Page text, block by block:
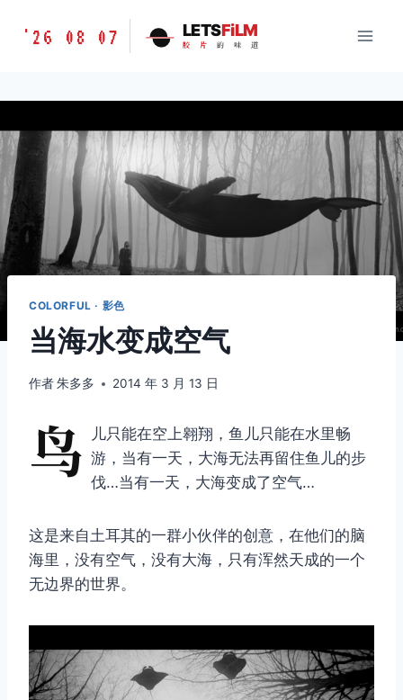
胶
味
LETSFILM
'26 08 07 LETSFiLM
胶 片 的 味 道
COLORFUL · 影色
当海水变成空气
作者朱多多 2014 年 3 月 13 日
鸟
儿只能在空上翱翔，鱼儿只能在水里畅
游，当有一天，大海无法再留住鱼儿的步
伐…当有一天，大海变成了空气…
这是来自土耳其的一群小伙伴的创意，在他们的脑
海里，没有空气，没有大海，只有浑然天成的一个
无边界的世界。